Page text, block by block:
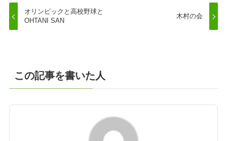
オリンピックと高校野球と
OHTANI SAN
木村の会
この記事を書いた人